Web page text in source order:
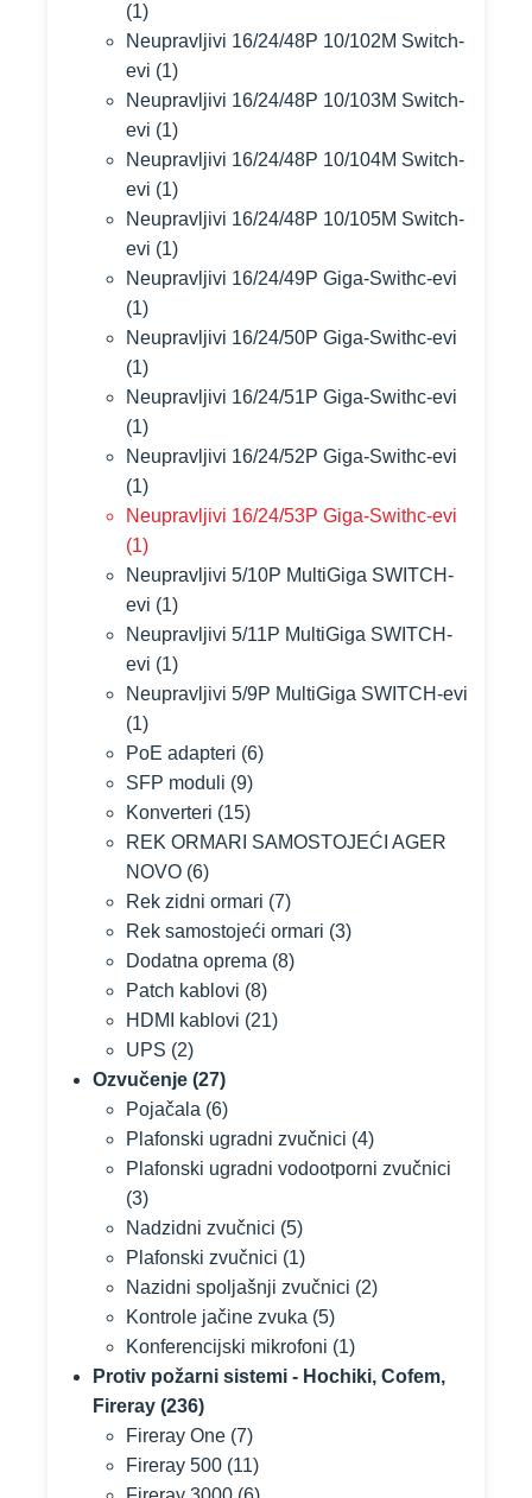
(1)
Neupravljivi 16/24/48P 10/102M Switch-
evi (1)
Neupravljivi 16/24/48P 10/103M Switch-
evi (1)
Neupravljivi 16/24/48P 10/104M Switch-
evi (1)
Neupravljivi 16/24/48P 10/105M Switch-
evi (1)
Neupravljivi 16/24/49P Giga-Swithc-evi
(1)
Neupravljivi 16/24/50P Giga-Swithc-evi
(1)
Neupravljivi 16/24/51P Giga-Swithc-evi
(1)
Neupravljivi 16/24/52P Giga-Swithc-evi
(1)
Neupravljivi 16/24/53P Giga-Swithc-evi
(1)
Neupravljivi 5/10P MultiGiga SWITCH-
evi (1)
Neupravljivi 5/11P MultiGiga SWITCH-
evi (1)
Neupravljivi 5/9P MultiGiga SWITCH-evi
(1)
PoE adapteri (6)
SFP moduli (9)
Konverteri (15)
REK ORMARI SAMOSTOJEĆI AGER
NOVO (6)
Rek zidni ormari (7)
Rek samostojeći ormari (3)
Dodatna oprema (8)
Patch kablovi (8)
HDMI kablovi (21)
UPS (2)
Ozvučenje (27)
Pojačala (6)
Plafonski ugradni zvučnici (4)
Plafonski ugradni vodootporni zvučnici
(3)
Nadzidni zvučnici (5)
Plafonski zvučnici (1)
Nazidni spoljašnji zvučnici (2)
Kontrole jačine zvuka (5)
Konferencijski mikrofoni (1)
Protiv požarni sistemi - Hochiki, Cofem,
Fireray (236)
Fireray One (7)
Fireray 500 (11)